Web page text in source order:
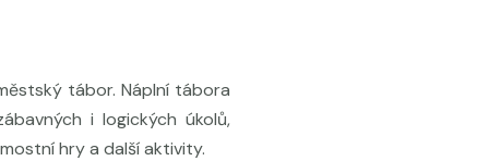
tábor. Náplní tábora
i logických úkolů,
hry a další aktivity.